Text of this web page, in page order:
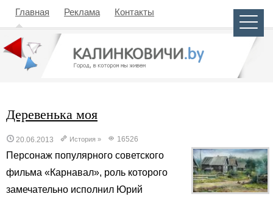
Главная Реклама Контакты
Деревенька моя
20.06.2013 История » 16526
Персонаж популярного советского
фильма «Карнавал», роль которого
замечательно исполнил Юрий